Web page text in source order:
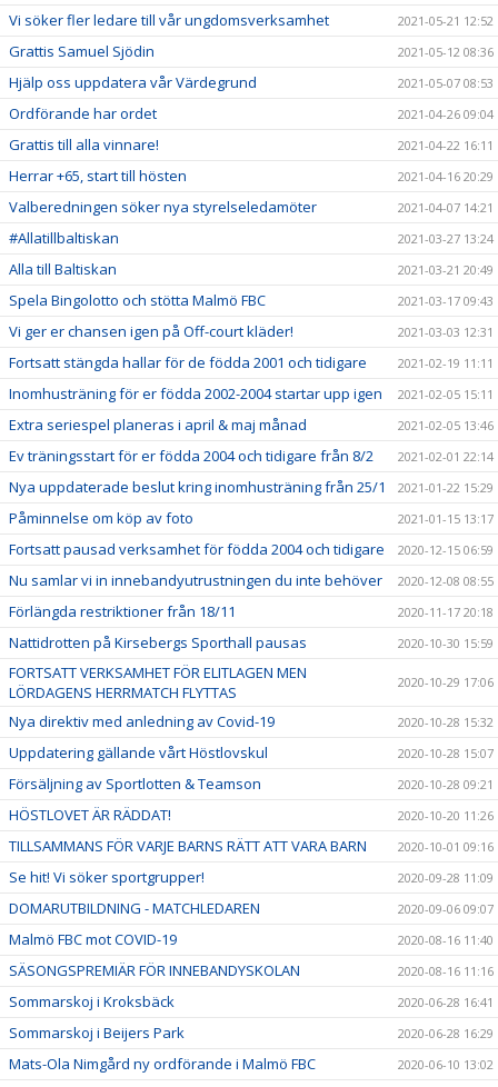
Vi söker fler ledare till vår ungdomsverksamhet 2021-05-21 12:52
Grattis Samuel Sjödin 2021-05-12 08:36
Hjälp oss uppdatera vår Värdegrund 2021-05-07 08:53
Ordförande har ordet 2021-04-26 09:04
Grattis till alla vinnare! 2021-04-22 16:11
Herrar +65, start till hösten 2021-04-16 20:29
Valberedningen söker nya styrelseledamöter 2021-04-07 14:21
#Allatillbaltiskan 2021-03-27 13:24
Alla till Baltiskan 2021-03-21 20:49
Spela Bingolotto och stötta Malmö FBC 2021-03-17 09:43
Vi ger er chansen igen på Off-court kläder! 2021-03-03 12:31
Fortsatt stängda hallar för de födda 2001 och tidigare 2021-02-19 11:11
Inomhusträning för er födda 2002-2004 startar upp igen 2021-02-05 15:11
Extra seriespel planeras i april & maj månad 2021-02-05 13:46
Ev träningsstart för er födda 2004 och tidigare från 8/2 2021-02-01 22:14
Nya uppdaterade beslut kring inomhusträning från 25/1 2021-01-22 15:29
Påminnelse om köp av foto 2021-01-15 13:17
Fortsatt pausad verksamhet för födda 2004 och tidigare 2020-12-15 06:59
Nu samlar vi in innebandyutrustningen du inte behöver 2020-12-08 08:55
Förlängda restriktioner från 18/11 2020-11-17 20:18
Nattidrotten på Kirsebergs Sporthall pausas 2020-10-30 15:59
FORTSATT VERKSAMHET FÖR ELITLAGEN MEN
LÖRDAGENS HERRMATCH FLYTTAS
2020-10-29 17:06
Nya direktiv med anledning av Covid-19 2020-10-28 15:32
Uppdatering gällande vårt Höstlovskul 2020-10-28 15:07
Försäljning av Sportlotten & Teamson 2020-10-28 09:21
HÖSTLOVET ÄR RÄDDAT! 2020-10-20 11:26
TILLSAMMANS FÖR VARJE BARNS RÄTT ATT VARA BARN 2020-10-01 09:16
Se hit! Vi söker sportgrupper! 2020-09-28 11:09
DOMARUTBILDNING - MATCHLEDAREN 2020-09-06 09:07
Malmö FBC mot COVID-19 2020-08-16 11:40
SÄSONGSPREMIÄR FÖR INNEBANDYSKOLAN 2020-08-16 11:16
Sommarskoj i Kroksbäck 2020-06-28 16:41
Sommarskoj i Beijers Park 2020-06-28 16:29
Mats-Ola Nimgård ny ordförande i Malmö FBC 2020-06-10 13:02